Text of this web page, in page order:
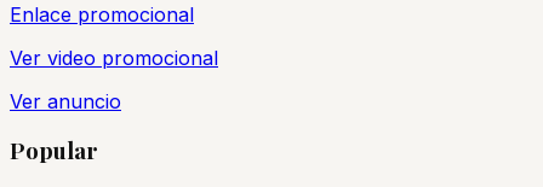
Enlace promocional
Ver video promocional
Ver anuncio
Popular